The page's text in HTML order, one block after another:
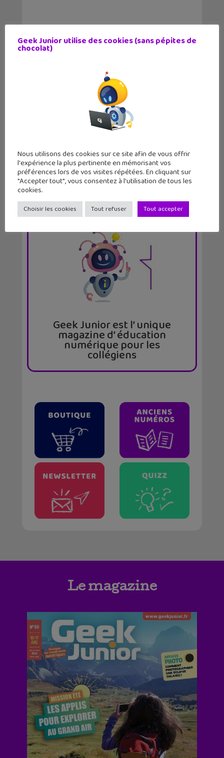
LE MAGGEEK JUNIOR
par abonnement et chez ton marchand de
journaux
Geek Junior est l’ unique
magazine d’ éducation
numérique pour les
collégiens
Le magazine
Geek Junior utilise des cookies (sans pépites de
chocolat)
Nous utilisons des cookies sur ce site afin de vous offrir
l'expérience la plus pertinente en mémorisant vos
préférences lors de vos visites répétées. En cliquant sur
"Accepter tout", vous consentez à l'utilisation de tous les
cookies.
Choisir les cookies Tout refuser Tout accepter